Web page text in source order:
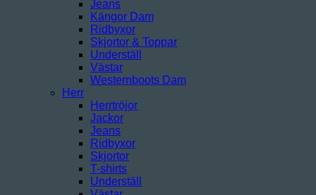
Jeans
Kängor Dam
Ridbyxor
Skjortor & Toppar
Underställ
Västar
Westernboots Dam
Herr
Herrtröjor
Jackor
Jeans
Ridbyxor
Skjortor
T-shirts
Underställ